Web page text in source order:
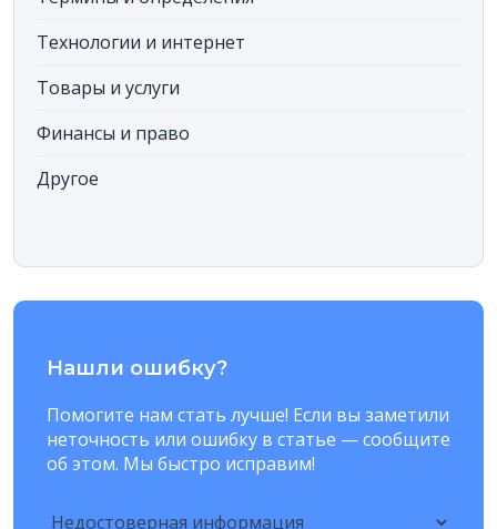
Технологии и интернет
Товары и услуги
Финансы и право
Другое
Нашли ошибку?
Помогите нам стать лучше! Если вы заметили
неточность или ошибку в статье — сообщите
об этом. Мы быстро исправим!